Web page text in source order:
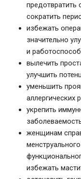
предотвратить
сократить
избежать
значительно
и
вылечить
улучшить
уменьшить
аллергических
укрепить
женщинам
избежать